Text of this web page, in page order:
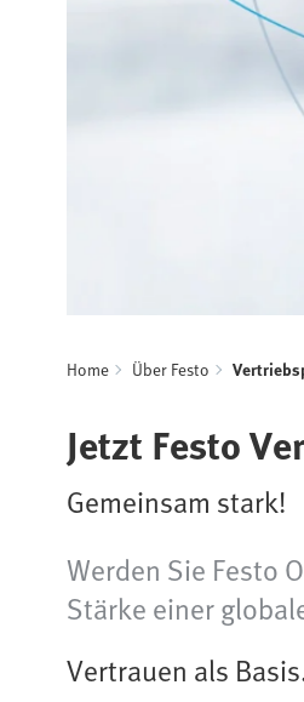
Home Über Festo
Jetzt Festo
Gemeinsam stark!
Werden Sie Festo
Stärke einer
Vertrauen als